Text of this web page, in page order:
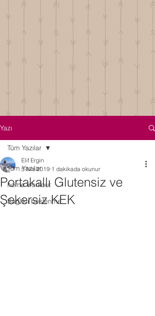
Yazı
Tüm Yazılar
home workout
Sağlıklı beslenme
Tüm Yazılar
Portakallı Glutensiz ve
Şekersiz KEK
Elif Ergin
5 Nis 2019 1 dakikada okunur